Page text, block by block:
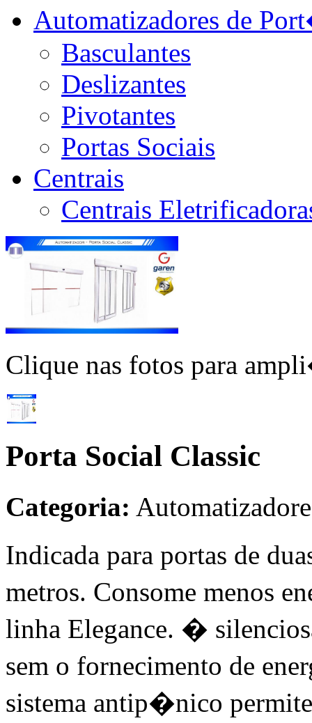
Automatizadores de
Basculantes
Deslizantes
Pivotantes
Portas Sociais
Centrais
Centrais
Clique nas fotos para
Porta Social Classic
Categoria:
Indicada para portas de
metros. Consome menos
linha Elegance. �
sem o fornecimento de
sistema antip�nico